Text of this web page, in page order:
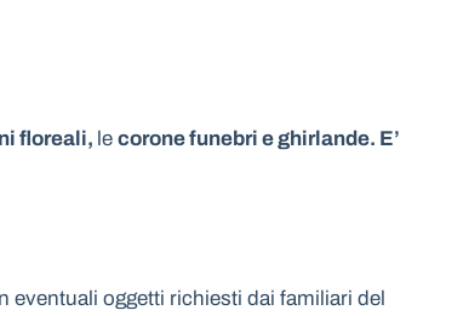
floreali, le corone funebri e ghirlande. E’
eventuali oggetti richiesti dai familiari del